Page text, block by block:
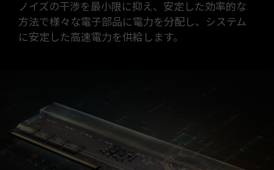
ノイズの干渉を最小限に抑え、安定した効率的な
方法で様々な電子部品に電力を分配し、システム
に安定した高速電力を供給します。